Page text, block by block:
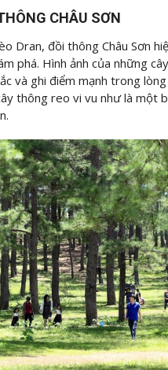
CHÂU SƠN
Dran, đồi thông Châu Sơn
phá. Hình ảnh của những
và ghi điểm mạnh trong
thông reo vi vu như là một